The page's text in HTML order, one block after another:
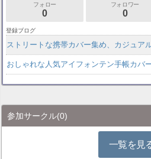
フォロー
0
フォロワー
0
登録ブログ
ストリートな携帯カバー集め、カジュア
おしゃれな人気アイフォンテン手帳カバ
参加サークル(0)
一覧を見